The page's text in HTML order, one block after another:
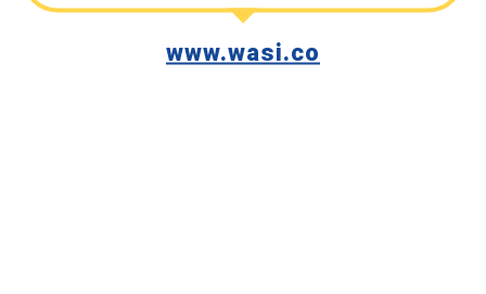
www.wasi.co